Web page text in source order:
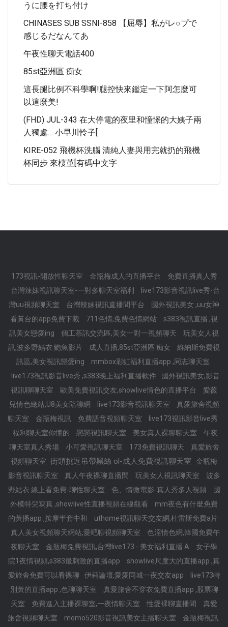
うに腰を打ち付け
CHINASES SUB SSNI-858 【屈辱】私がレ○プで
感じるだなんてあ
午夜性聊天電話400
85st亞洲區 痴女
這長腿比例不科學啊!腿控快來鑑定一下阿怎麼可
以這麼美!
(FHD) JUL-343 在大停電的夜里和憧憬的大姨子兩
人獨處… 小早川怜子[
KIRE-052 飛機杯洗腦 清純人妻與用完就扔的飛機
杯同步 來棲堇[有碼中文字
173視訊-開放性聊天室 金瓶梅成人的直播平台
免費直播真人秀
台灣辣妹視訊聊天室-一對多聊天室福利
live173影音視訊live秀-台
灣uu視頻聊天室
台灣辣妹視訊直播間平台
國外視訊美女 ,uu女神
看黃台的app免費下載
711色情,免費色情網站
s383視訊直播 ,視
訊美女戀愛ing
個工茶訊交流區,美女一對一視頻聊天
玩美女人視
訊,波多野結衣 鮑魚影片
成人直播,85st亞洲區 痴女
維納斯免費視
訊區,美女視訊戀愛ing
mmbox彩虹福利直播app ,同志聊天室
live173視訊影音live秀 ,s383晚上福利直播軟件
國外視訊美女,影音
視訊聊聊天室
歐美免費視訊交友,showlive情色的直播平台
愛薇
兒情色總站,U8美女陪聊網
live173影音視訊聊天室
真愛旅舍視頻
聊天室
金瓶梅視訊 免費語音視頻聊天室
live173視訊影音live秀
福利聊天室你懂的
戀戀視訊聊天室 美女真人裸聊聊天室
午夜
聊天室真人秀場
小可愛視訊聊天室 173免費視訊聊天
真愛旅舍
視頻聊天室 街頭挑逗吊帶黑絲 ol-成人免費視訊聊天室
金瓶梅
影音視訊聊天室
真人午夜裸聊直播間 玩美女人視訊聊天室
波多
野結衣 線上看免費-聊性聊天室
色、情微電影-真人秀多人視頻
國
外模特兒寫真 ,showlive性直播視頻在線觀看
mm夜色有什麼免費
的黃播app ,按摩半套中和
uthome視訊聊天交友網,杜雷斯免費a片
真人美女視頻聊天網站,愛吧聊視頻聊天室
色淫情色網,韓國免費午
夜聊天室
金瓶梅免費視訊,台灣live173 - 美女福利直播 A
女子學
院1夜情視頻,s383最刺激的直播app
showlive尺度大的直播app ,真
愛旅舍免費可以看裸聊
伊莉論壇,愛愛同城一夜交友app
live173特
別黃的直播app ,色聊聊天室
真愛旅舍不穿衣免費直播app ,股票聊
天室
免費進入主播裸聊室,一夜情聊天室 性愛裸聊直播間
真愛
旅舍視頻聊天室
momo520影音視訊美女主播聊天室 金瓶梅視訊